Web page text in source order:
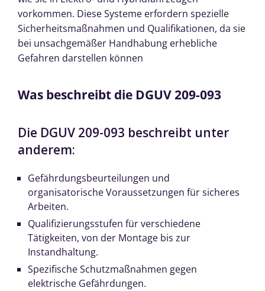
vorkommen. Diese Systeme erfordern spezielle
Sicherheitsmaßnahmen und Qualifikationen, da sie
bei unsachgemäßer Handhabung erhebliche
Gefahren darstellen können
Was beschreibt die DGUV 209-093
Die DGUV 209-093 beschreibt unter
anderem:
Gefährdungsbeurteilungen und
organisatorische Voraussetzungen für sicheres
Arbeiten.
Qualifizierungsstufen für verschiedene
Tätigkeiten, von der Montage bis zur
Instandhaltung.
Spezifische Schutzmaßnahmen gegen
elektrische Gefährdungen.